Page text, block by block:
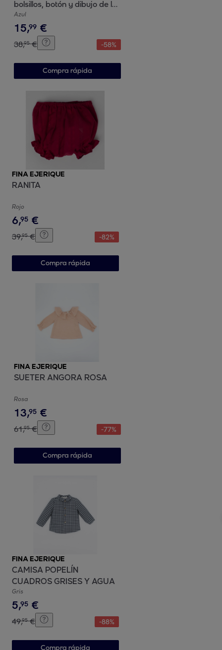
bolsillos, botón y dibujo de la
bragueta.
Azul
15,99 €
38,95 € -58%
Compra rápida
FINA EJERIQUE
RANITA
Rojo
6,95 €
39,95 € -82%
Compra rápida
FINA EJERIQUE
SUETER ANGORA ROSA
Rosa
13,95 €
61,95 € -77%
Compra rápida
FINA EJERIQUE
CAMISA POPELÍN
CUADROS GRISES Y AGUA
Gris
5,95 €
49,95 € -88%
Compra rápida